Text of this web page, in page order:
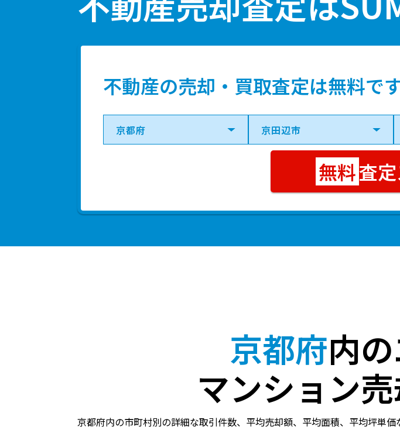
不動産の売却・買取査定は無料で
査
京都府内
マンション
京都府内の市町村別の詳細な取引件数、平均売却額、平均面積、平均坪単価